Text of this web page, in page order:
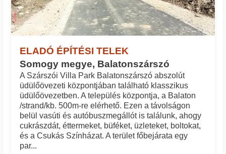
ELADÓ ÉPÍTÉSI TELEK
Somogy megye, Balatonszárszó
A Szárszói Villa Park Balatonszárszó abszolút
üdülőövezeti központjában található klasszikus
üdülőövezetben. A település központja, a Balaton
/strand/kb. 500m-re elérhető. Ezen a távolságon
belül vasúti és autóbuszmegállót is találunk, ahogy
cukrászdát, éttermeket, büféket, üzleteket, boltokat,
és a Csukás Színházat. A terület főbejárata egy
par...